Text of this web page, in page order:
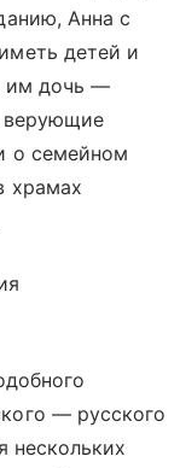
Анна с
детей и
им дочь —
верующие
о семейном
храмах
— русского
нескольких